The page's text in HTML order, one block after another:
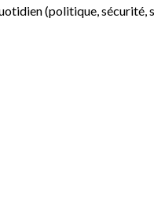
(politique,